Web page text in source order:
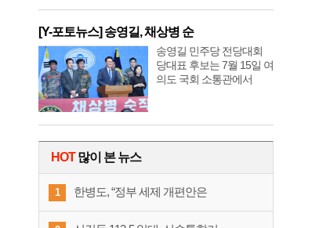
[Y-포토뉴스] 송영길, 채상병 순
송영길 민주당 전당대회
당대표 후보는 7월 15일 여
의도 국회 소통관에서
HOT많이 본 뉴스
1 한병도, “정부 세제 개편안은